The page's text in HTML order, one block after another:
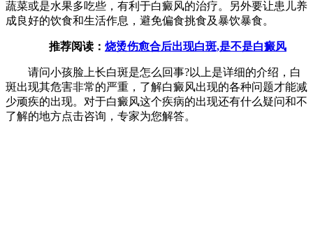
蔬菜或是水果多吃些，有利于白癜风的治疗。另外要让患儿养
成良好的饮食和生活作息，避免偏食挑食及暴饮暴食。
推荐阅读： 烧烫伤愈合后出现白斑,是不是白癜风
请问小孩脸上长白斑是怎么回事?以上是详细的介绍，白
斑出现其危害非常的严重，了解白癜风出现的各种问题才能减
少顽疾的出现。对于白癜风这个疾病的出现还有什么疑问和不
了解的地方点击咨询，专家为您解答。